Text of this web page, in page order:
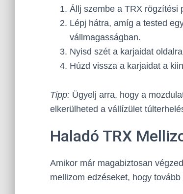
Állj szembe a TRX rögzítési
Lépj hátra, amíg a tested
vállmagasságban.
Nyisd szét a karjaidat
Húzd vissza a karjaidat a
Tipp: Ügyelj arra, hogy a
elkerülheted a vállízület
Haladó TRX
Amikor már magabiztosan
mellizom edzéseket, hogy